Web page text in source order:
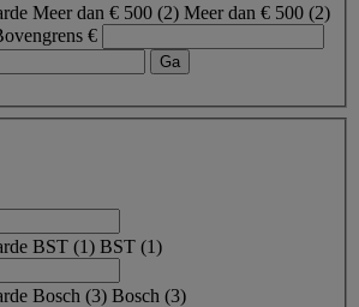
Meer dan € 500 (2) Meer dan € 500 (2)
€
BST (1) BST (1)
Bosch (3) Bosch (3)